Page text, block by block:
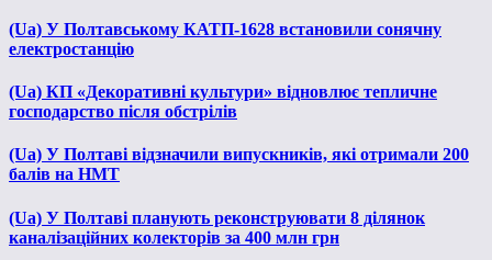
(Ua) У Полтавському КАТП-1628 встановили сонячну
електростанцію
(Ua) КП «Декоративні культури» відновлює тепличне
господарство після обстрілів
(Ua) У Полтаві відзначили випускників, які отримали 200
балів на НМТ
(Ua) У Полтаві планують реконструювати 8 ділянок
каналізаційних колекторів за 400 млн грн